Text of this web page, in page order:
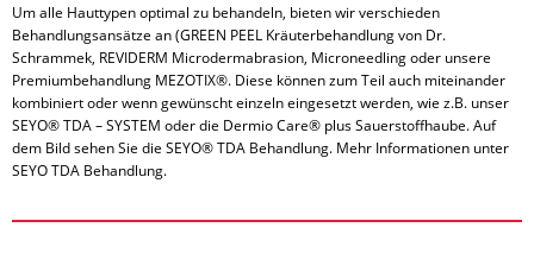
Um alle Hauttypen optimal zu behandeln, bieten wir verschieden
Behandlungsansätze an (GREEN PEEL Kräuterbehandlung von Dr.
Schrammek, REVIDERM Microdermabrasion, Microneedling oder unsere
Premiumbehandlung MEZOTIX®. Diese können zum Teil auch miteinander
kombiniert oder wenn gewünscht einzeln eingesetzt werden, wie z.B. unser
SEYO® TDA – SYSTEM oder die Dermio Care® plus Sauerstoffhaube. Auf
dem Bild sehen Sie die SEYO® TDA Behandlung. Mehr Informationen unter
SEYO TDA Behandlung.